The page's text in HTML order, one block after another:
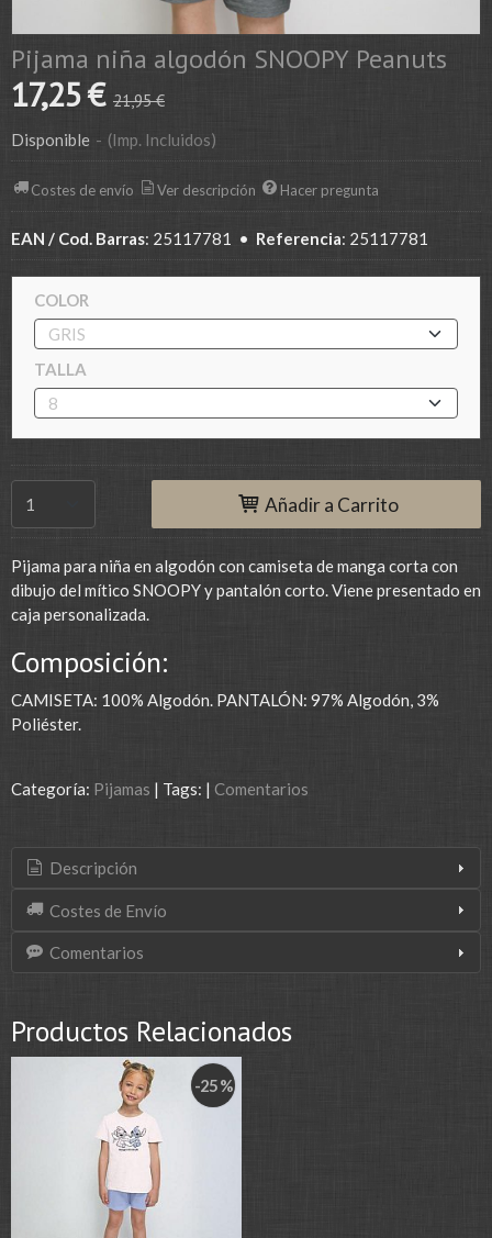
Pijama niña algodón SNOOPY Peanuts
17,25 € 21,95 €
Disponible - (Imp. Incluidos)
Costes de envío Ver descripción Hacer pregunta
EAN / Cod. Barras: 25117781 • Referencia: 25117781
COLOR
TALLA
Añadir a Carrito
Pijama para niña en algodón con camiseta de manga corta con
dibujo del mítico SNOOPY y pantalón corto. Viene presentado en
caja personalizada.
Composición:
CAMISETA: 100% Algodón. PANTALÓN: 97% Algodón, 3%
Poliéster.
Categoría: Pijamas | Tags: | Comentarios
Descripción
Costes de Envío
Comentarios
Productos Relacionados
-25 %